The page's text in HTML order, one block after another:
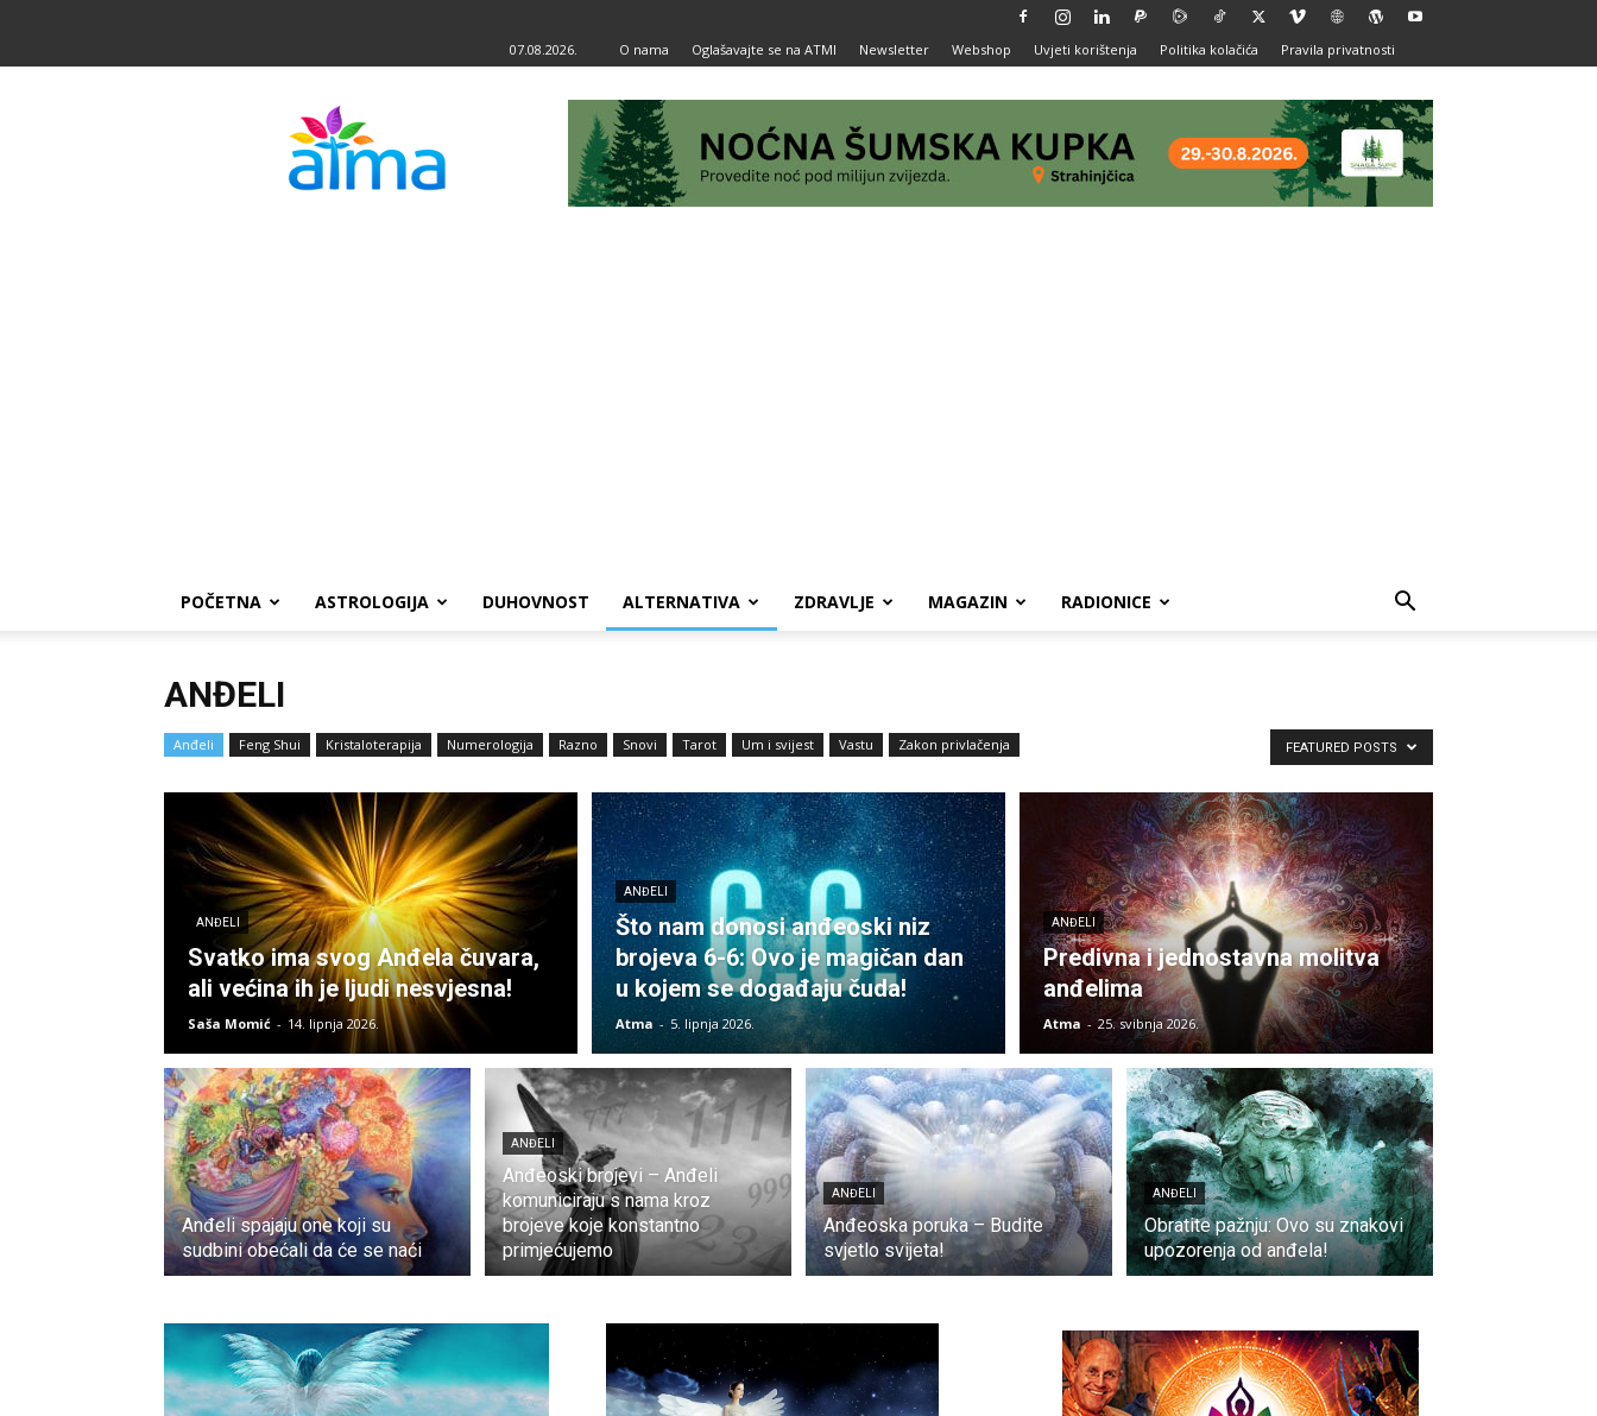
07.08.2026. O nama Oglašavajte se na ATMI Newsletter Webshop Uvjeti korištenja Politika kolačića Pravila privatnosti
POČETNA ASTROLOGIJA DUHOVNOST ALTERNATIVA ZDRAVLJE MAGAZIN RADIONICE
ANĐELI
Anđeli Feng Shui Kristaloterapija Numerologija Razno Snovi Tarot Um i svijest Vastu Zakon privlačenja FEATURED POSTS
ANĐELI
Svatko ima svog Anđela čuvara,
ali većina ih je ljudi nesvjesna!
Saša Momić - 14. lipnja 2026.
ANĐELI
Što nam donosi anđeoski niz
brojeva 6-6: Ovo je magičan dan
u kojem se događaju čuda!
Atma - 5. lipnja 2026.
ANĐELI
Predivna i jednostavna molitva
anđelima
Atma - 25. svibnja 2026.
Anđeli spajaju one koji su
sudbini obećali da će se naći
ANĐELI
Anđeoski brojevi – Anđeli
komuniciraju s nama kroz
brojeve koje konstantno
primjećujemo
ANĐELI
Anđeoska poruka – Budite
svjetlo svijeta!
ANĐELI
Obratite pažnju: Ovo su znakovi
upozorenja od anđela!